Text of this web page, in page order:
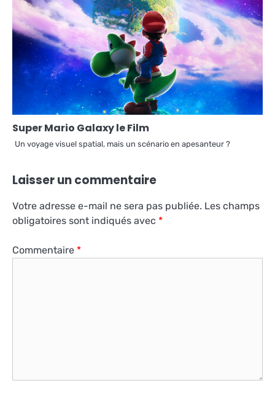
Super Mario Galaxy le Film
Un voyage visuel spatial, mais un scénario en apesanteur ?
Laisser un commentaire
Votre adresse e-mail ne sera pas publiée. Les champs
obligatoires sont indiqués avec *
Commentaire *